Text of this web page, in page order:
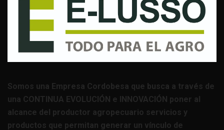
Somos una Empresa Cordobesa que busca a través de
una CONTINUA EVOLUCIÓN e INNOVACIÓN poner al
alcance del productor agropecuario servicios y
productos que permitan generar un vínculo de